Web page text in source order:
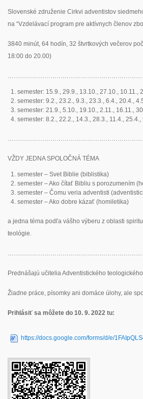
Slovenské združenie Cirkvi adventistov
na “Vzdelávací program pre aktívnych členov
3840 minút, 64 hodín, 32 štvrtkových večerov
18:00 do 20.00)
semester: 15.9., 29.9., 13.10., 27.10., 10.11.,
semester: 9.2., 23.2., 9.3., 23.3., 6.4., 20.4.,
semester: 21.9., 5.10., 19.10., 2.11., 16.11.,
semester: 8.2., 22.2., 14.3., 28.3., 11.4.,
VŽDY JEDNA SPOLOČNÁ TÉMA
semester – Svet Biblie (biblistika)
semester – Ako čítať Bibliu s porozumením
semester – Čomu veria adventisti
semester – Ako dobre kázať (homiletika)
a jedna téma podľa vášho výberu z oblasti
teológie.
Prednášajú učitelia Adventistického
Žiadne práce, písomky ani domáce úlohy, ale
Prihlásiť sa môžete do 10. 9. 2022 tu:
https://docs.google.com/forms/d/e/